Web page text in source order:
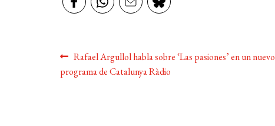
Navegación
de
Anterior:
Rafael Argullol habla sobre ‘Las pasiones’ en un nuevo
programa de Catalunya Ràdio